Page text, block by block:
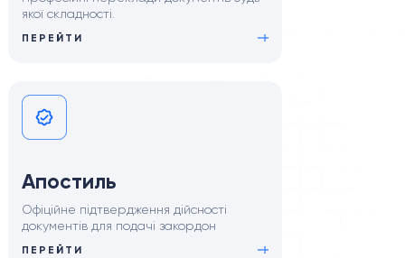
якої складності.
ПЕРЕЙТИ
Апостиль
Офіційне підтвердження дійсності
документів для подачі закордон
ПЕРЕЙТИ